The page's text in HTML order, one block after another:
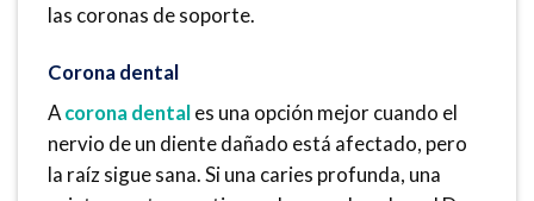
las coronas de soporte.
Corona dental
Acorona dentales una opción mejor cuando el
nervio de un diente dañado está afectado, pero
la raíz sigue sana. Si una caries profunda, una